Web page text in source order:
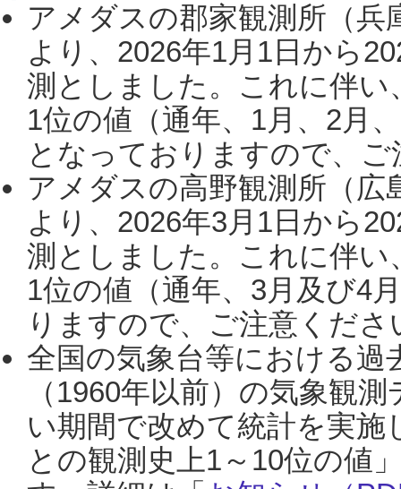
アメダスの郡家観測所（
より、2026年1月1日から
測としました。これに伴い
1位の値（通年、1月、2月
となっておりますので、
アメダスの高野観測所（
より、2026年3月1日から
測としました。これに伴い
1位の値（通年、3月及び4
りますので、ご注意くだ
全国の気象台等における過
（1960年以前）の気象観
い期間で改めて統計を実
との観測史上1～10位の値